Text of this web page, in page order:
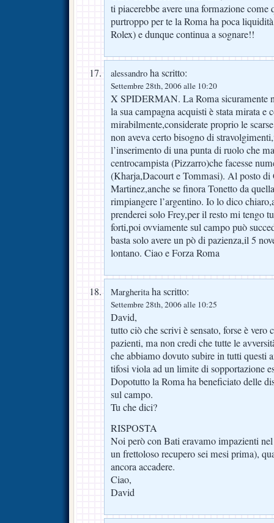
ti piacerebbe avere una formazione come
purtroppo per te la Roma ha poca
Rolex) e dunque continua a sognare!!
alessandro ha scritto:
Settembre 28th, 2006 alle 10:20
X SPIDERMAN. La Roma sicuramente
la sua campagna acquisti è stata mirata e
mirabilmente,considerate proprio le
non aveva certo bisogno di
l’inserimento di una punta di ruolo che
centrocampista (Pizzarro)che facesse
(Kharja,Dacourt e Tommasi). Al posto di
Martinez,anche se finora Tonetto da
rimpiangere l’argentino. Io lo dico
prenderei solo Frey,per il resto mi tengo
forti,poi ovviamente sul campo può
basta solo avere un pò di pazienza,il 5
lontano. Ciao e Forza Roma
Margheritaha scritto:
Settembre 28th, 2006 alle 10:25
David,
tutto ciò che scrivi è sensato, forse è vero
pazienti, ma non credi che tutte le
che abbiamo dovuto subire in tutti questi
tifosi viola ad un limite di sopportazione
Dopotutto la Roma ha beneficiato delle
sul campo.
Tu che dici?
RISPOSTA
Noi però con Bati eravamo impazienti
un frettoloso recupero sei mesi prima),
ancora accadere.
Ciao,
David